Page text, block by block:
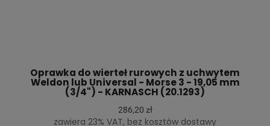
Oprawka do wierteł rurowych z uchwytem
Weldon lub Universal - Morse 3 - 19,05 mm
(3/4") - KARNASCH (20.1293)
286,20 zł
zawiera 23% VAT, bez kosztów dostawy